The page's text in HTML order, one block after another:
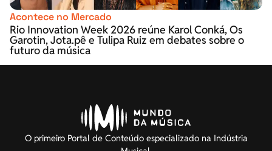
Acontece no Mercado
Rio Innovation Week 2026 reúne Karol Conká, Os
Garotin, Jota.pê e Tulipa Ruiz em debates sobre o
futuro da música
O primeiro Portal de Conteúdo especializado na Indústria